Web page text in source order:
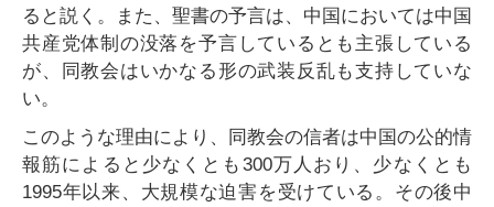
ると説く。また、聖書の予言は、中国においては中国
共産党体制の没落を予言しているとも主張している
が、同教会はいかなる形の武装反乱も支持していな
い。
このような理由により、同教会の信者は中国の公的情
報筋によると少なくとも300万人おり、少なくとも
1995年以来、大規模な迫害を受けている。その後中